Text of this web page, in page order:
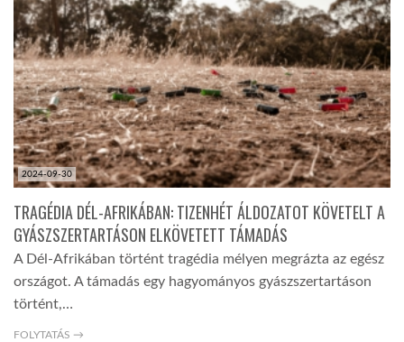
DOBRAVERO.HU
LATIMO.HU
GLOBOBOOK
2024-09-30
TRAGÉDIA DÉL-AFRIKÁBAN: TIZENHÉT ÁLDOZATOT KÖVETELT A
GYÁSZSZERTARTÁSON ELKÖVETETT TÁMADÁS
A Dél-Afrikában történt tragédia mélyen megrázta az egész
országot. A támadás egy hagyományos gyászszertartáson
történt,…
FOLYTATÁS →